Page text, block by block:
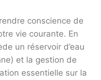
conscience de
vie courante. En
un réservoir d’eau
et la gestion de
essentielle sur la